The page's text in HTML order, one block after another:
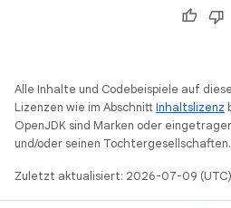
Alle Inhalte und Codebeispiele auf
Lizenzen wie im AbschnittInhaltslizenz
OpenJDK sind Marken oder
und/oder seinen Tochtergesellschaften.
Zuletzt aktualisiert: 2026-07-09